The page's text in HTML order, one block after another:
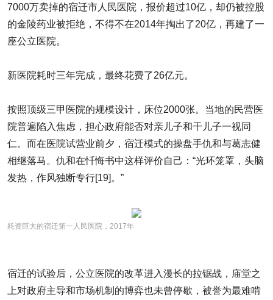
7000万卖掉的宿迁市人民医院，报价超过10亿，却仍被控股
的金陵药业被拒绝，不得不在2014年掏出了20亿，再建了一
座公立医院。
新医院耗时三年完成，最终花费了26亿元。
按照顶级三甲医院的规模设计，床位2000张。当地的民营医
院普遍陷入焦虑，担心政府能否对亲儿子和干儿子一视同
仁。而在医院试营业前夕，宿迁模式的操盘手仇和与葛志健
相继落马。仇和在忏悔书中这样评价自己：“光环笼罩，头脑
发热，作风独断专行[19]。”
耗资巨大的宿迁第一人民医院，2017年
宿迁的试验后，公立医院的改革进入漫长的拉锯战，庙堂之
上对政府主导和市场机制的博弈也未曾停歇，被誉为最难啃